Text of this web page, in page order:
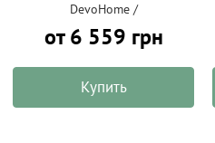
DevoHome /
от 6 559 грн
Купить